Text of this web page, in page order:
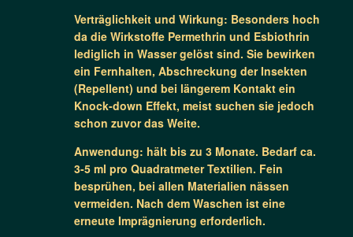
Verträglichkeit und Wirkung: Besonders hoch
da die Wirkstoffe Permethrin und Esbiothrin
lediglich in Wasser gelöst sind. Sie bewirken
ein Fernhalten, Abschreckung der Insekten
(Repellent) und bei längerem Kontakt ein
Knock-down Effekt, meist suchen sie jedoch
schon zuvor das Weite.
Anwendung: hält bis zu 3 Monate. Bedarf ca.
3-5 ml pro Quadratmeter Textilien. Fein
besprühen, bei allen Materialien nässen
vermeiden. Nach dem Waschen ist eine
erneute Imprägnierung erforderlich.